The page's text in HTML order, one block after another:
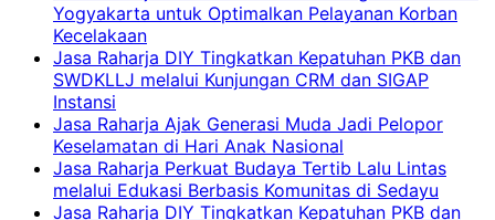
Yogyakarta untuk Optimalkan Pelayanan Korban
Kecelakaan
Jasa Raharja DIY Tingkatkan Kepatuhan PKB dan
SWDKLLJ melalui Kunjungan CRM dan SIGAP
Instansi
Jasa Raharja Ajak Generasi Muda Jadi Pelopor
Keselamatan di Hari Anak Nasional
Jasa Raharja Perkuat Budaya Tertib Lalu Lintas
melalui Edukasi Berbasis Komunitas di Sedayu
Jasa Raharja DIY Tingkatkan Kepatuhan PKB dan